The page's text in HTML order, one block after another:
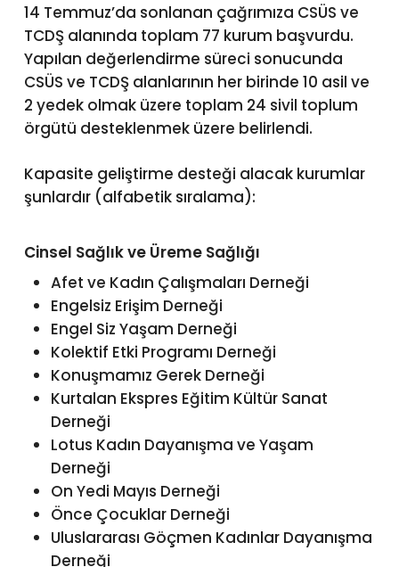
14 Temmuz’da sonlanan çağrımıza CSÜS ve
TCDŞ alanında toplam 77 kurum başvurdu.
Yapılan değerlendirme süreci sonucunda
CSÜS ve TCDŞ alanlarının her birinde 10 asil ve
2 yedek olmak üzere toplam 24 sivil toplum
örgütü desteklenmek üzere belirlendi.
Kapasite geliştirme desteği alacak kurumlar
şunlardır (alfabetik sıralama):
Cinsel Sağlık ve Üreme Sağlığı
Afet ve Kadın Çalışmaları Derneği
Engelsiz Erişim Derneği
Engel Siz Yaşam Derneği
Kolektif Etki Programı Derneği
Konuşmamız Gerek Derneği
Kurtalan Ekspres Eğitim Kültür Sanat
Derneği
Lotus Kadın Dayanışma ve Yaşam
Derneği
On Yedi Mayıs Derneği
Önce Çocuklar Derneği
Uluslararası Göçmen Kadınlar Dayanışma
Derneği